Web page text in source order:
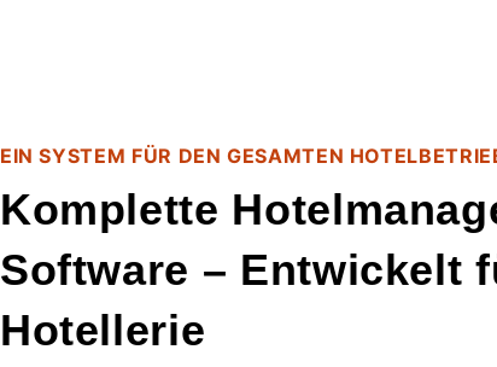
EIN SYSTEM FÜR DEN GESAMTEN
Komplette
Software – Entwickelt
Hotellerie